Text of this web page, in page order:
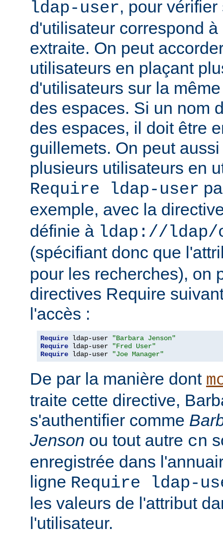
ldap-user, pour
d'utilisateur correspond
extraite. On peut
utilisateurs en plaçant
d'utilisateurs sur la
des espaces. Si un nom
des espaces, il doit être
guillemets. On peut
plusieurs utilisateurs en
Require ldap-user
exemple, avec la
définie à ldap://ldap/
(spécifiant donc que
pour les recherches), on
directives Require
l'accès :
Require ldap-user
"Barbara Jenson"
Require ldap-user
"Fred User"
Require ldap-user "Joe Manager"
De par la manière dont
traite cette directive,
s'authentifier comme
Jenson ou tout autre cn
enregistrée dans
ligne Require ldap-
les valeurs de l'attribut
l'utilisateur.